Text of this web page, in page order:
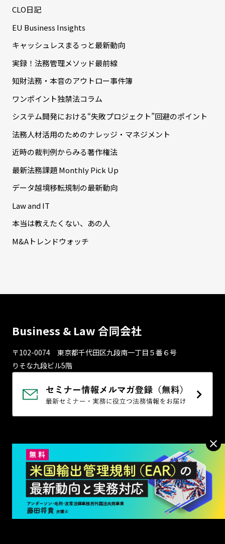
CLO日記
EU Business Insights
キャッシュレスまるっと最新動向
実録！法務管理メソッド最前線
知財法務・本音のアウトロー事件簿
ワンポイント独禁法コラム
システム開発における“失敗プロジェクト”回避のポイント
法務人材活用のためのナレッジ・マネジメント
近時の裁判例からみる著作権法
最新法務課題 Monthly Pick Up
データ越境移転規制の最新動向
Law and IT
本当は教えたくない、あの人
M&Aトレンドウォッチ
Business & Law 合同会社
〒102-0074 東京都千代⽥区九段南⼀丁⽬５番６号
りそな九段ビル5階
プライバシーポリシー
特定商取引法に基づく表記はじめての方へメルマガ登録
© Business & Law LLC.